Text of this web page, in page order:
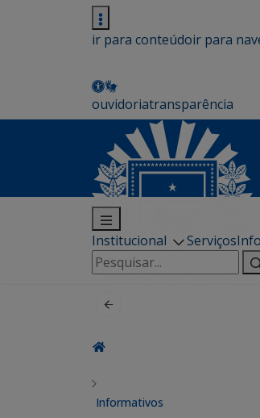
ir para conteúdoir para
ouvidoriatransparência
Institucional Serviços
Pesquisar
por:
Informativos